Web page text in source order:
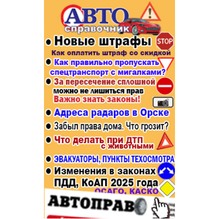
Афиша
Строительство и ремонт
Авто и мото
Рестораны, кафе, бары
Спорт Фитнес
Недвижимость
Красота Косметология
Телекоммуникации и связь
Торговля
Бизнес и финансы
Юристы, Экспертиза, Страхование
Ремонт
Социальные организации
Это интересно
Администрация
Популярное →
Строительство и ремонт